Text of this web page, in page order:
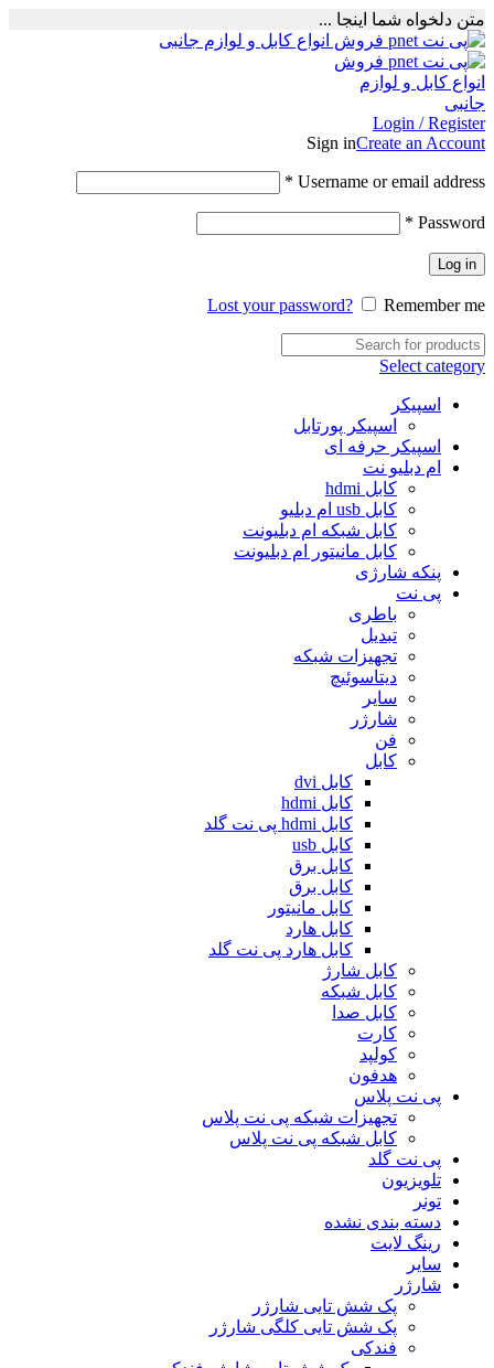
متن دلخواه شما اینجا ...
Login / Register
Sign inCreate an Account
Username or email address
*
Password
*
Log in
Lost your password? Remember me
Select category
اسپیکر
اسپیکر پورتابل
اسپیکر حرفه ای
ام دبلیو نت
کابل hdmi
کابل usb ام دبلیو
کابل شبکه ام دبلیونت
کابل مانیتور ام دبلیونت
پنکه شارژی
پی نت
باطری
تبدیل
تجهیزات شبکه
دیتاسوئیچ
سایر
شارژر
فن
کابل
کابل dvi
کابل hdmi
کابل hdmi پی نت گلد
کابل usb
کابل برق
کابل برق
کابل مانیتور
کابل هارد
کابل هارد پی نت گلد
کابل شارژ
کابل شبکه
کابل صدا
کارت
کولپد
هدفون
پی نت پلاس
تجهیزات شبکه پی نت پلاس
کابل شبکه پی نت پلاس
پی نت گلد
تلویزیون
تونر
دسته بندی نشده
رینگ لایت
سایر
شارژر
پک شش تایی شارژر
پک شش تایی کلگی شارژر
فندکی